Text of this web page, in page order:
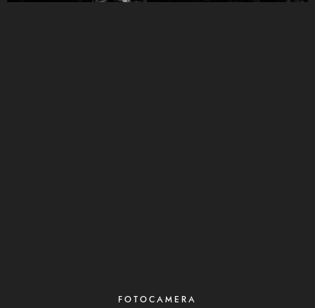
FOTOCAMERA